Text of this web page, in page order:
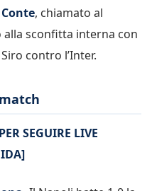
Conte, chiamato al
sconfitta interna con
contro l’Inter.
SEGUIRE LIVE